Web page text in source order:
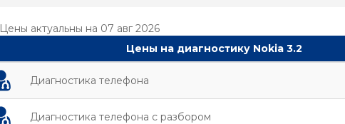
Цены актуальны на 07 авг 2026
Цены на диагностику Nokia 3.2
Диагностика телефона
Диагностика телефона с разбором